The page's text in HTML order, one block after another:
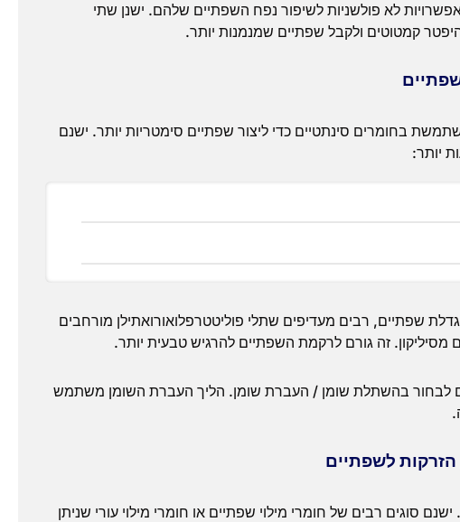
אפשרויות לא פולשניות לשיפור נפח השפתיים שלהם. ישנן שתי
קמטוטים ולקבל שפתיים שמנמנות יותר.
בחומרים סינתטיים כדי ליצור שפתיים סימטריות יותר. ישנם
יותר:
שפתיים, רבים מעדיפים שתלי פוליטטרפלואורואתילן מורחבים
מסיליקון. זה גורם לרקמת השפתיים להרגיש טבעית יותר.
גם לבחור בהשתלת שומן / העברת שומן. הליך העברת השומן משתמש
לשפתיים
סוגים רבים של חומרי מילוי שפתיים או חומרי מילוי עורי שניתן